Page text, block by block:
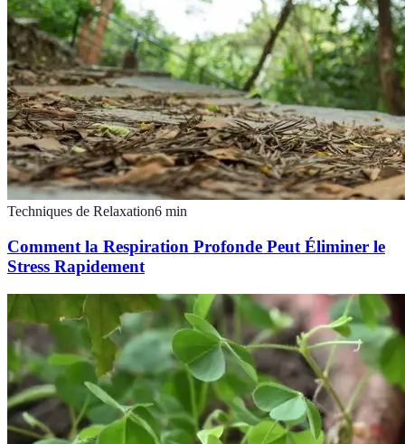
Techniques de Relaxation6 min
Comment la Respiration Profonde Peut Éliminer le
Stress Rapidement